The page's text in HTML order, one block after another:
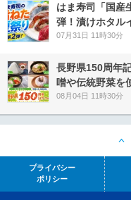
はま寿司「国産
弾！漬けホタル
07月31日 11時30分
長野県150周年
噌や伝統野菜を
08月04日 11時30分
プライバシー
ポリシー